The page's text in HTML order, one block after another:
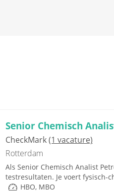
Senior Chemisch
CheckMark(1 vacature)
Rotterdam
Als Senior Chemisch Analist
testresultaten. Je voert fysisch-
HBO, MBO